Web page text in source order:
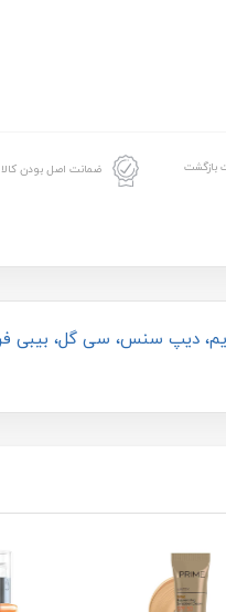
ضمانت اصل بودن کالا